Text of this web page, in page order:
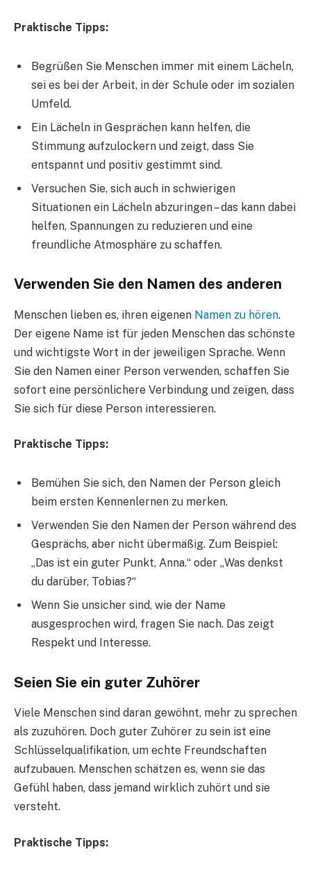
Praktische Tipps:
Begrüßen Sie Menschen immer mit einem Lächeln,
sei es bei der Arbeit, in der Schule oder im sozialen
Umfeld.
Ein Lächeln in Gesprächen kann helfen, die
Stimmung aufzulockern und zeigt, dass Sie
entspannt und positiv gestimmt sind.
Versuchen Sie, sich auch in schwierigen
Situationen ein Lächeln abzuringen – das kann dabei
helfen, Spannungen zu reduzieren und eine
freundliche Atmosphäre zu schaffen.
Verwenden Sie den Namen des anderen
Menschen lieben es, ihren eigenen Namen zu hören.
Der eigene Name ist für jeden Menschen das schönste
und wichtigste Wort in der jeweiligen Sprache. Wenn
Sie den Namen einer Person verwenden, schaffen Sie
sofort eine persönlichere Verbindung und zeigen, dass
Sie sich für diese Person interessieren.
Praktische Tipps:
Bemühen Sie sich, den Namen der Person gleich
beim ersten Kennenlernen zu merken.
Verwenden Sie den Namen der Person während des
Gesprächs, aber nicht übermäßig. Zum Beispiel:
„Das ist ein guter Punkt, Anna.“ oder „Was denkst
du darüber, Tobias?“
Wenn Sie unsicher sind, wie der Name
ausgesprochen wird, fragen Sie nach. Das zeigt
Respekt und Interesse.
Seien Sie ein guter Zuhörer
Viele Menschen sind daran gewöhnt, mehr zu sprechen
als zuzuhören. Doch guter Zuhörer zu sein ist eine
Schlüsselqualifikation, um echte Freundschaften
aufzubauen. Menschen schätzen es, wenn sie das
Gefühl haben, dass jemand wirklich zuhört und sie
versteht.
Praktische Tipps: